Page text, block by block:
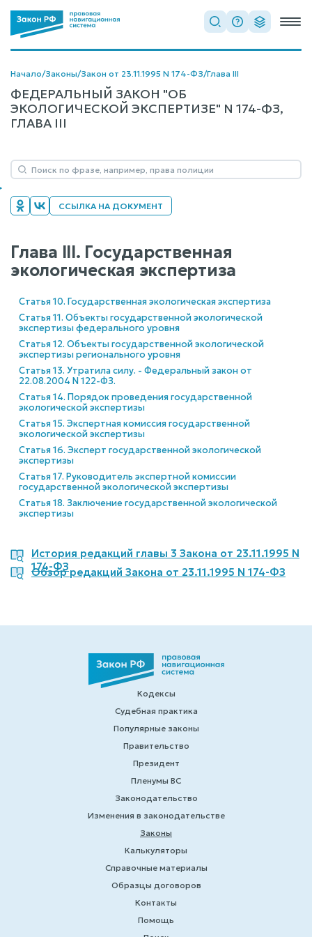
Начало/Законы/Закон от 23.11.1995 N 174-ФЗ/Глава III
ФЕДЕРАЛЬНЫЙ ЗАКОН "ОБ
ЭКОЛОГИЧЕСКОЙ ЭКСПЕРТИЗЕ" N 174-ФЗ,
ГЛАВА III
ССЫЛКА НА ДОКУМЕНТ
Глава III. Государственная
экологическая экспертиза
Статья 10. Государственная экологическая экспертиза
Статья 11. Объекты государственной экологической
экспертизы федерального уровня
Статья 12. Объекты государственной экологической
экспертизы регионального уровня
Статья 13. Утратила силу. - Федеральный закон от
22.08.2004 N 122-ФЗ.
Статья 14. Порядок проведения государственной
экологической экспертизы
Статья 15. Экспертная комиссия государственной
экологической экспертизы
Статья 16. Эксперт государственной экологической
экспертизы
Статья 17. Руководитель экспертной комиссии
государственной экологической экспертизы
Статья 18. Заключение государственной экологической
экспертизы
История редакций главы 3 Закона от 23.11.1995 N
174-ФЗ
Обзор редакций Закона от 23.11.1995 N 174-ФЗ
Кодексы
Судебная практика
Популярные законы
Правительство
Президент
Пленумы ВС
Законодательство
Изменения в законодательстве
Законы
Калькуляторы
Справочные материалы
Образцы договоров
Контакты
Помощь